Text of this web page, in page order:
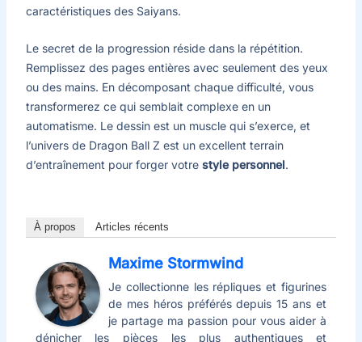
caractéristiques des Saiyans.
Le secret de la progression réside dans la répétition.
Remplissez des pages entières avec seulement des yeux
ou des mains. En décomposant chaque difficulté, vous
transformerez ce qui semblait complexe en un
automatisme. Le dessin est un muscle qui s’exerce, et
l’univers de Dragon Ball Z est un excellent terrain
d’entraînement pour forger votre style personnel.
À propos Articles récents
Maxime Stormwind
Je collectionne les répliques et figurines
de mes héros préférés depuis 15 ans et
je partage ma passion pour vous aider à
dénicher les pièces les plus authentiques et